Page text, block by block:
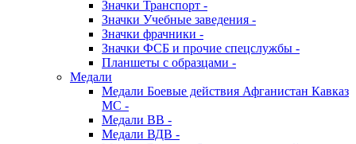
Значки Транспорт -
Значки Учебные заведения -
Значки фрачники -
Значки ФСБ и прочие спецслужбы -
Планшеты с образцами -
Медали
Медали Боевые действия Афганистан Кавказ
МС -
Медали ВВ -
Медали ВДВ -